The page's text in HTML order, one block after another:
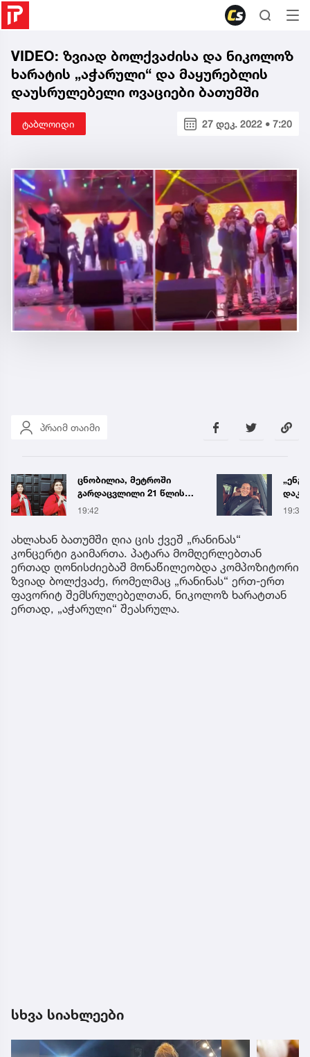
VIDEO: ზვიად ბოლქვაძისა და ნიკოლოზ
ხარატის „აჭარული“ და მაყურებლის
დაუსრულებელი ოვაციები ბათუმში
ტაბლოიდი 27 დეკ. 2022 • 7:20
პრაიმ თაიმი
ცნობილია, მეტროში
გარდაცვლილი 21 წლის
მარიამ ტყემალაძის
19:42 19:34
ახლახან ბათუმში ღია ცის ქვეშ „რანინას“
კონცერტი გაიმართა. პატარა მომღერლებთან
ერთად ღონისძიებაშ მონაწილეობდა კომპოზიტორი
ზვიად ბოლქვაძე, რომელმაც „რანინას“ ერთ-ერთ
ფავორიტ შემსრულებელთან, ნიკოლოზ ხარატთან
ერთად, „აჭარული“ შეასრულა.
სხვა სიახლეები